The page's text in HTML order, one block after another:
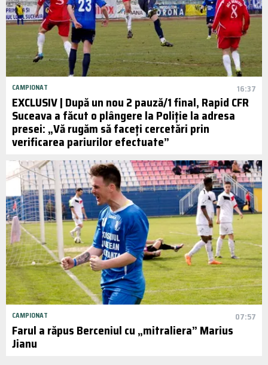
CAMPIONAT 16:37
EXCLUSIV | După un nou 2 pauză/1 final, Rapid CFR
Suceava a făcut o plângere la Poliție la adresa
presei: „Vă rugăm să faceți cercetări prin
verificarea pariurilor efectuate”
CAMPIONAT 07:57
Farul a răpus Berceniul cu „mitraliera” Marius
Jianu